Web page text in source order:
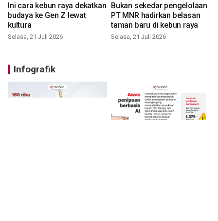
Ini cara kebun raya dekatkan
budaya ke Gen Z lewat
kultura
Selasa, 21 Juli 2026
Bukan sekedar pengelolaan
PT MNR hadirkan belasan
taman baru di kebun raya
Selasa, 21 Juli 2026
Infografik